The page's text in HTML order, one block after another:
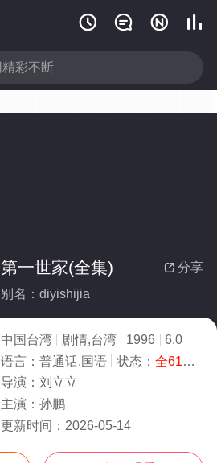
   
 分享
第一世家(全集)
别名：diyishijia
中国台湾 剧情,台湾 1996
6.0
语言： 普通话,国语 状态： 全61集
导演： 刘立立
主演： 孙鹏
更新时间： 2026-05-14